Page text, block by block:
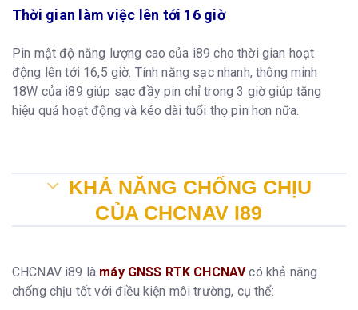
Thời gian làm việc lên tới 16 giờ
Pin mật độ năng lượng cao của i89 cho thời gian hoạt
động lên tới 16,5 giờ. Tính năng sạc nhanh, thông minh
18W của i89 giúp sạc đầy pin chỉ trong 3 giờ giúp tăng
hiệu quả hoạt động và kéo dài tuổi thọ pin hơn nữa.
KHẢ NĂNG CHỐNG CHỊU
CỦA CHCNAV I89
CHCNAV i89 là máy GNSS RTK CHCNAVcó khả năng
chống chịu tốt với điều kiện môi trường, cụ thể: